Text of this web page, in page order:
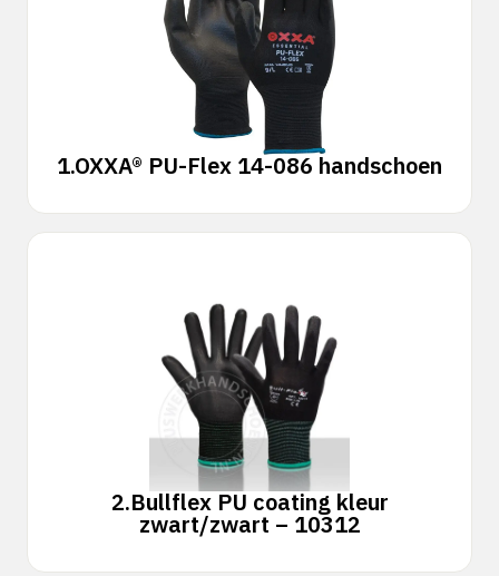
1.OXXA® PU-Flex 14-086 handschoen
2.Bullflex PU coating kleur
zwart/zwart – 10312